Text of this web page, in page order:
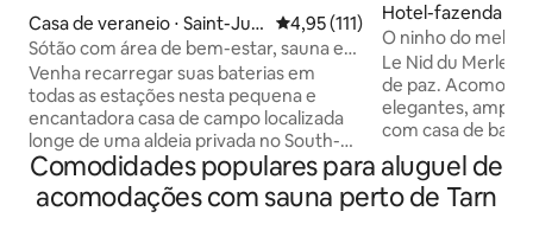
Casa de veraneio ⋅ Saint-Jué
ry
4,95 de uma avaliação média
4,95 (111)
Sótão com área de bem-estar, sauna e
jacuzzi
Venha recarregar suas baterias em
todas as estações nesta pequena e
encantadora casa de campo localizada
longe de uma aldeia privada no South-
Aveyron, entre Albi e Millau (a 2 horas de
Toulouse / Montpellier). A área de bem-
estar é privatizada por reserva: um
Hotel-fazenda ⋅
O ninho do melro
privativos
Le Nid du Merle
de paz.
elegantes, amplo
com casa de
chuveiro e
sua própria
sauna finlandesa
Comodidades populares para aluguel de
acomodações com sauna perto de Tarn